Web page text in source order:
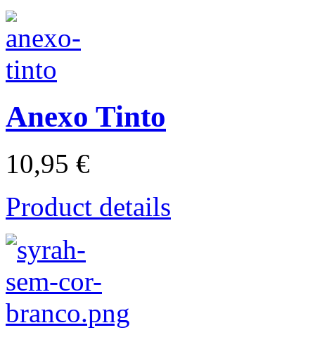
Anexo Tinto
10,95 €
Product details